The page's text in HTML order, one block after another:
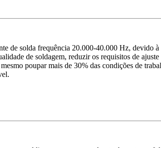
de solda frequência 20.000-40.000 Hz, devido à
de soldagem, reduzir os requisitos de ajuste
poupar mais de 30% das condições de